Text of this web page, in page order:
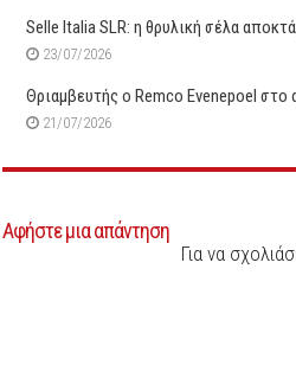
Selle Italia SLR: η θρυλική σέλα
23/07/2026
Θριαμβευτής ο Remco Evenepoel στο
21/07/2026
Αφήστε μια απάντηση
Για να